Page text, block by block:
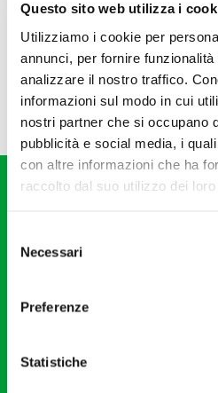
Questo sito web utilizza i
Utilizziamo i cookie per
annunci, per fornire
analizzare il nostro traffico.
informazioni sul modo in cui
nostri partner che si occupano
pubblicità e social media, i
con altre informazioni che ha
raccolto dal suo utilizzo dei
delNecessari
Preferenze
Statistiche
Via S. Giovanni sul Muro, 2
Cod. Fisc. 80078650159